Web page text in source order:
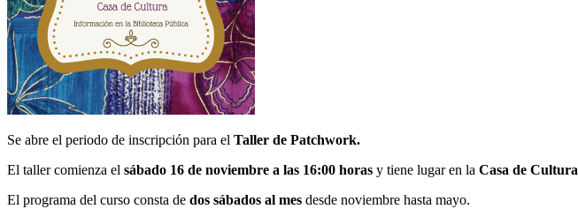
Se abre el periodo de inscripción para el Taller de Patchwork.
El taller comienza el sábado 16 de noviembre a las 16:00 horas y tiene lugar en la Casa de Cultura
El programa del curso consta de dos sábados al mes desde noviembre hasta mayo.